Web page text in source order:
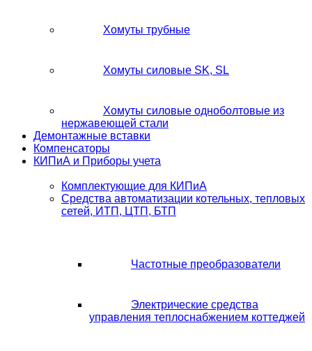
Хомуты трубные
Хомуты силовые SK, SL
Хомуты силовые одноболтовые из
нержавеющей стали
Демонтажные вставки
Компенсаторы
КИПиА и Приборы учета
Комплектующие для КИПиА
Средства автоматизации котельных, тепловых
сетей, ИТП, ЦТП, БТП
Частотные преобразователи
Электрические средства
управления теплоснабжением коттеджей